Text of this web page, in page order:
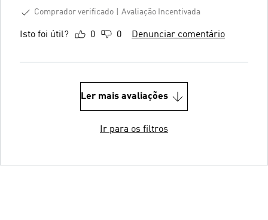
Comprador verificado
Avaliação Incentivada
Isto foi útil? 0 0 Denunciar comentário
Ler mais avaliações
Ir para os filtros